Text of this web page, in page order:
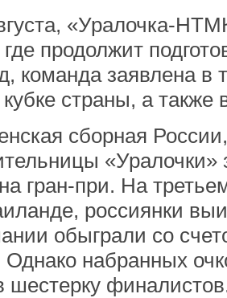
«Уралочка-
где продолжит
команда заявлена в
страны, а также
сборная
гран-при. На
россиянки
обыграли со
набранных
шестерку